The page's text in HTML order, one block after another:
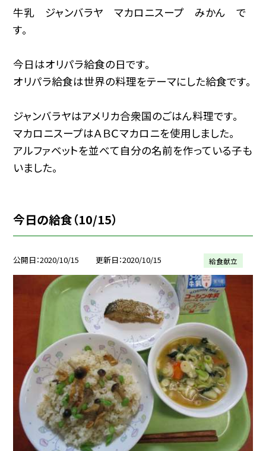
牛乳 ジャンバラヤ マカロニスープ みかん で
す。
今日はオリパラ給食の日です。
オリパラ給食は世界の料理をテーマにした給食です。
ジャンバラヤはアメリカ合衆国のごはん料理です。
マカロニスープはＡＢＣマカロニを使用しました。
アルファベットを並べて自分の名前を作っている子も
いました。
今日の給食（10/15）
公開日 2020/10/15 更新日 2020/10/15 給食献立